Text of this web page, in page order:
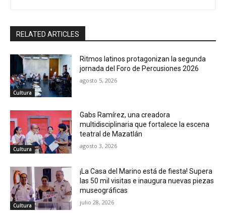
RELATED ARTICLES
Cultura
Ritmos latinos protagonizan la segunda
jornada del Foro de Percusiones 2026
agosto 5, 2026
Cultura
Gabs Ramírez, una creadora
multidisciplinaria que fortalece la escena
teatral de Mazatlán
agosto 3, 2026
Cultura
¡La Casa del Marino está de fiesta! Supera
las 50 mil visitas e inaugura nuevas piezas
museográficas
julio 28, 2026